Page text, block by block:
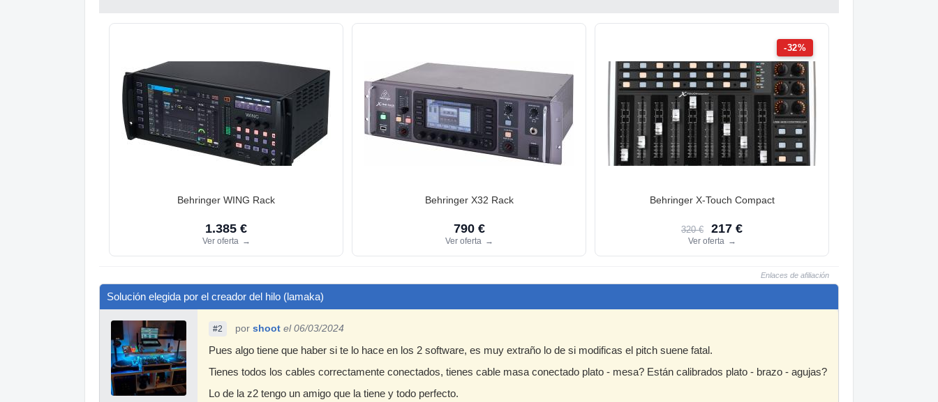
Behringer WING Rack
1.385 €
Ver oferta →
Behringer X32 Rack
790 €
Ver oferta →
-32%
Behringer X-Touch Compact
320 € 217 €
Ver oferta →
Enlaces de afiliación
Solución elegida por el creador del hilo (lamaka)
#2 por shoot el 06/03/2024
Pues algo tiene que haber si te lo hace en los 2 software, es muy extraño lo de si modificas el pitch suene fatal.
Tienes todos los cables correctamente conectados, tienes cable masa conectado plato - mesa? Están calibrados plato - brazo - agujas?
Lo de la z2 tengo un amigo que la tiene y todo perfecto.